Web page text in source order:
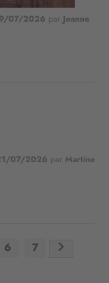
07/2026 par Jeanne
07/2026 par Martine
6 7